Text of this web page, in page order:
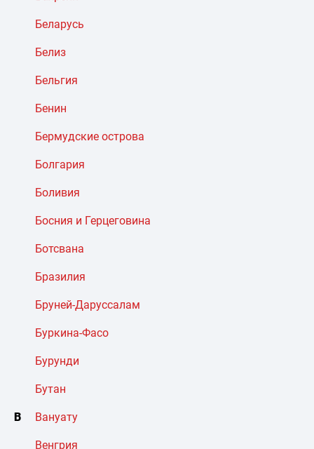
Беларусь
Белиз
Бельгия
Бенин
Бермудские острова
Болгария
Боливия
Босния и Герцеговина
Ботсвана
Бразилия
Бруней-Даруссалам
Буркина-Фасо
Бурунди
Бутан
В Вануату
Венгрия